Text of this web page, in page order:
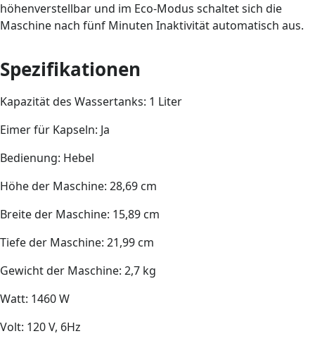
höhenverstellbar und im Eco-Modus schaltet sich die
Maschine nach fünf Minuten Inaktivität automatisch aus.
Spezifikationen
Kapazität des Wassertanks: 1 Liter
Eimer für Kapseln: Ja
Bedienung: Hebel
Höhe der Maschine: 28,69 cm
Breite der Maschine: 15,89 cm
Tiefe der Maschine: 21,99 cm
Gewicht der Maschine: 2,7 kg
Watt: 1460 W
Volt: 120 V, 6Hz